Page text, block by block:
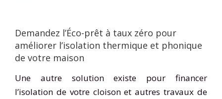
Demandez l’Éco-prêt à taux zéro pour
améliorer l’isolation thermique et phonique
de votre maison
Une autre solution existe pour financer
l’isolation de votre cloison et autres travaux de